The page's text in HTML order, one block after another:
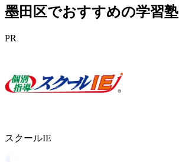
墨田区でおすすめの学習塾
PR
スクールIE